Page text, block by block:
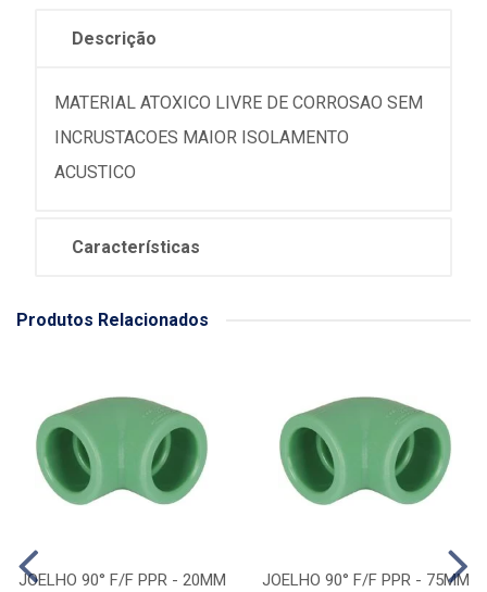
Descrição
MATERIAL ATOXICO LIVRE DE CORROSAO SEM
INCRUSTACOES MAIOR ISOLAMENTO
ACUSTICO
Características
Produtos Relacionados
JOELHO 90° F/F PPR - 20MM JOELHO 90° F/F PPR - 75MM